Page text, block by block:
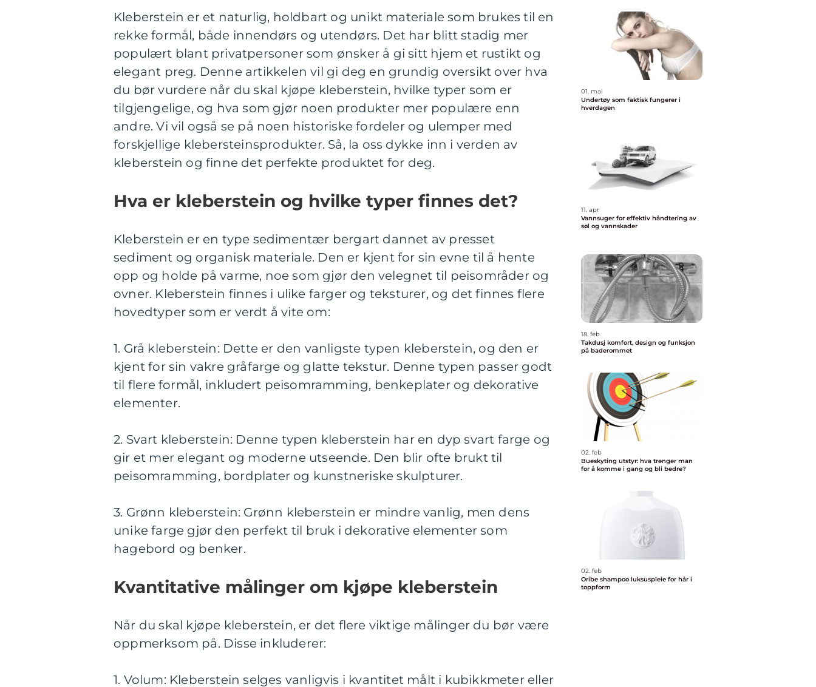
Kleberstein er et naturlig, holdbart og unikt materiale som brukes til en
rekke formål, både innendørs og utendørs. Det har blitt stadig mer
populært blant privatpersoner som ønsker å gi sitt hjem et rustikt og
elegant preg. Denne artikkelen vil gi deg en grundig oversikt over hva
du bør vurdere når du skal kjøpe kleberstein, hvilke typer som er
tilgjengelige, og hva som gjør noen produkter mer populære enn
andre. Vi vil også se på noen historiske fordeler og ulemper med
forskjellige klebersteinsprodukter. Så, la oss dykke inn i verden av
kleberstein og finne det perfekte produktet for deg.
Hva er kleberstein og hvilke typer finnes det?
Kleberstein er en type sedimentær bergart dannet av presset
sediment og organisk materiale. Den er kjent for sin evne til å hente
opp og holde på varme, noe som gjør den velegnet til peisområder og
ovner. Kleberstein finnes i ulike farger og teksturer, og det finnes flere
hovedtyper som er verdt å vite om:
1. Grå kleberstein: Dette er den vanligste typen kleberstein, og den er
kjent for sin vakre gråfarge og glatte tekstur. Denne typen passer godt
til flere formål, inkludert peisomramming, benkeplater og dekorative
elementer.
2. Svart kleberstein: Denne typen kleberstein har en dyp svart farge og
gir et mer elegant og moderne utseende. Den blir ofte brukt til
peisomramming, bordplater og kunstneriske skulpturer.
3. Grønn kleberstein: Grønn kleberstein er mindre vanlig, men dens
unike farge gjør den perfekt til bruk i dekorative elementer som
hagebord og benker.
Kvantitative målinger om kjøpe kleberstein
Når du skal kjøpe kleberstein, er det flere viktige målinger du bør være
oppmerksom på. Disse inkluderer:
1. Volum: Kleberstein selges vanligvis i kvantitet målt i kubikkmeter eller
01. mai
Undertøy som faktisk fungerer i
hverdagen
11. apr
Vannsuger for effektiv håndtering av
søl og vannskader
18. feb
Takdusj komfort, design og funksjon
på baderommet
02. feb
Bueskyting utstyr: hva trenger man
for å komme i gang og bli bedre?
02. feb
Oribe shampoo luksuspleie for hår i
toppform